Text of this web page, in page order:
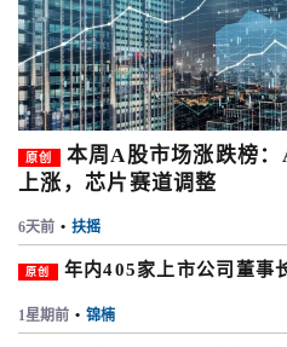
原创
本周A股市场涨跌榜
上涨，芯片赛道调整
6天前 • 扶摇
原创 年内405家上市公司董事
1星期前 • 锦楠